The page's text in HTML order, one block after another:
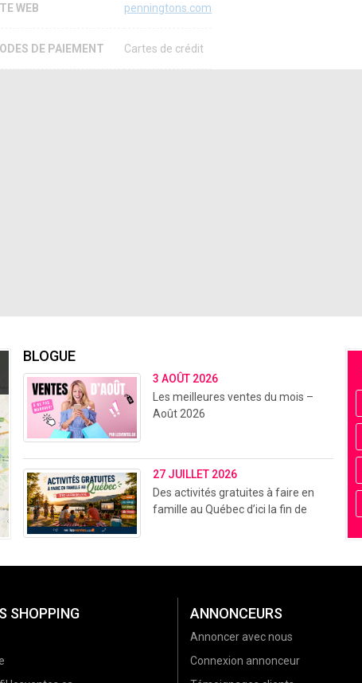
WEB penningtons.com
DE PAIEMENT Cartes de crédit
BLOGUE
3 AOÛT 2026
Les meilleures ventes du mois –
Août 2026
27 JUILLET 2026
Des activités gratuites à faire en
famille au Québec d’ici la fin de
SHOPPING ANNONCEURS
Annoncer avec nous
Connexion annonceur